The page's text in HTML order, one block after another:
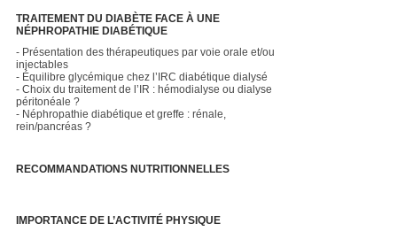
TRAITEMENT DU DIABÈTE FACE À UNE
NÉPHROPATHIE DIABÉTIQUE
- Présentation des thérapeutiques par voie orale et/ou
injectables
- Équilibre glycémique chez l’IRC diabétique dialysé
- Choix du traitement de l’IR : hémodialyse ou dialyse
péritonéale ?
- Néphropathie diabétique et greffe : rénale,
rein/pancréas ?
RECOMMANDATIONS NUTRITIONNELLES
IMPORTANCE DE L’ACTIVITÉ PHYSIQUE